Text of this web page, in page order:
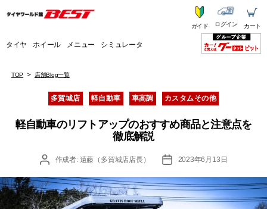
タイヤ ホイール メニュー シミュレータ
ガイド ログイン カート
TOP 店舗Blog一覧
カ
テ
リ
ー
多賀城店 軽自動車 車高調 カスタムその他
軽自動車のリフトアップのおすすめ商品と注意点を
徹底解説
投
者
作成者: 遠藤（多賀城店店長）
投
日
2023年6月13日